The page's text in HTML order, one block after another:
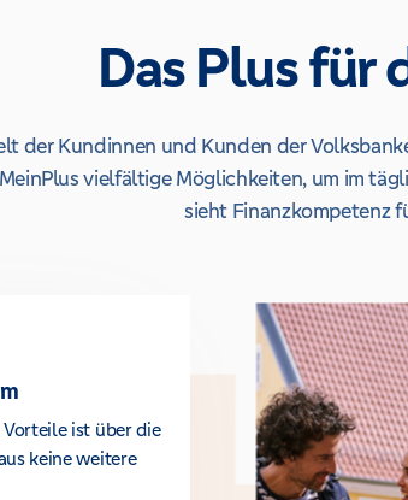
Das Plus für
der Kundinnen und Kunden der
vielfältige Möglichkeiten, um im
sieht Finanzkompetenz
ist über die
keine weitere